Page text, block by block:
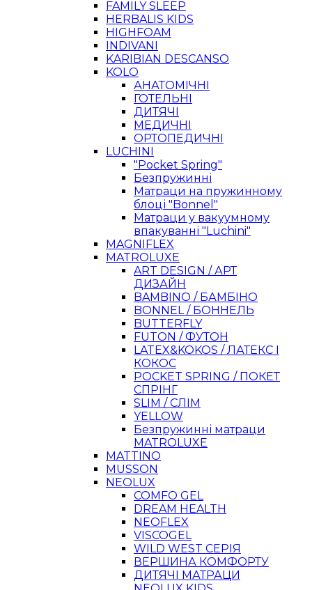
FAMILY SLEEP
HERBALIS KIDS
HIGHFOAM
INDIVANI
KARIBIAN DESCANSO
KOLO
АНАТОМІЧНІ
ГОТЕЛЬНІ
ДИТЯЧІ
МЕДИЧНІ
ОРТОПЕДИЧНІ
LUCHINI
"Pocket Spring"
Безпружинні
Матраци на пружинному
блоці "Bonnel"
Матраци у вакуумному
впакуванні "Luchini"
MAGNIFLEX
MATROLUXE
ART DESIGN / АРТ
ДИЗАЙН
BAMBINO / БАМБІНО
BONNEL / БОННЕЛЬ
BUTTERFLY
FUTON / ФУТОН
LATEX&KOKOS / ЛАТЕКС І
КОКОС
POCKET SPRING / ПОКЕТ
СПРІНГ
SLIM / СЛІМ
YELLOW
Безпружинні матраци
MATROLUXE
MATTINO
MUSSON
NEOLUX
COMFO GEL
DREAM HEALTH
NEOFLEX
VISCOGEL
WILD WEST СЕРІЯ
ВЕРШИНА КОМФОРТУ
ДИТЯЧІ МАТРАЦИ